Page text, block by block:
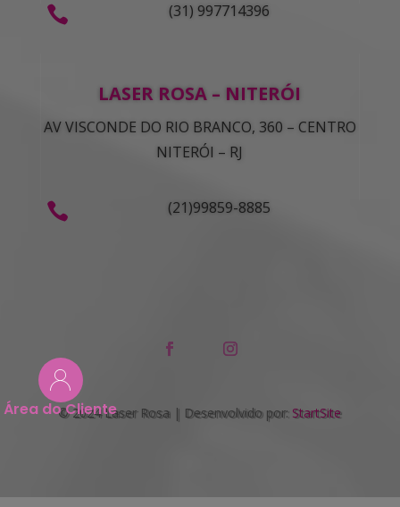
 (31) 997714396
LASER ROSA – NITERÓI
AV VISCONDE DO RIO BRANCO, 360 – CENTRO
NITERÓI – RJ
 (21)99859-8885
© 2024 Laser Rosa | Desenvolvido por: StartSite
Área do Cliente